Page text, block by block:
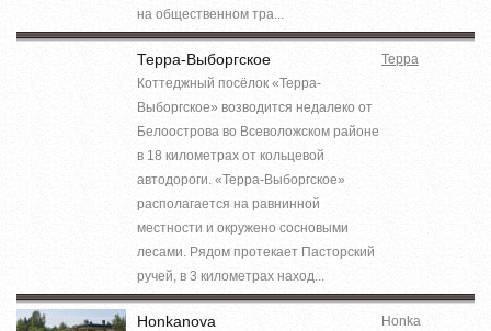
на общественном тра...
Терра-Выборгское
Коттеджный посёлок «Терра-
Выборгское» возводится недалеко от
Белоострова во Всеволожском районе
в 18 километрах от кольцевой
автодороги. «Терра-Выборгское»
располагается на равнинной
местности и окружено сосновыми
лесами. Рядом протекает Пасторский
ручей, в 3 километрах наход...
Терра
Honkanova Honka